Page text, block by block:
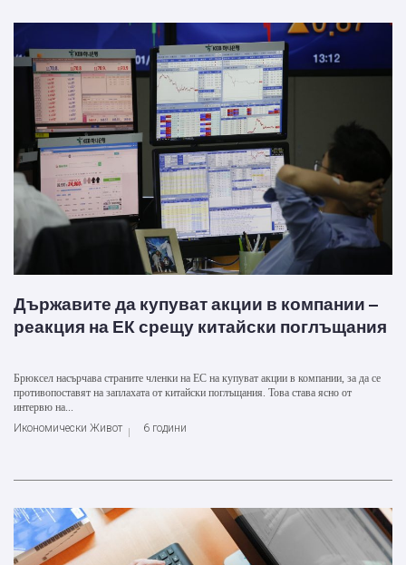
Държавите да купуват акции в компании –
реакция на ЕК срещу китайски поглъщания
Брюксел насърчава страните членки на ЕС на купуват акции в компании, за да се
противопоставят на заплахата от китайски поглъщания. Това става ясно от
интервю на...
Икономически Живот
6 години